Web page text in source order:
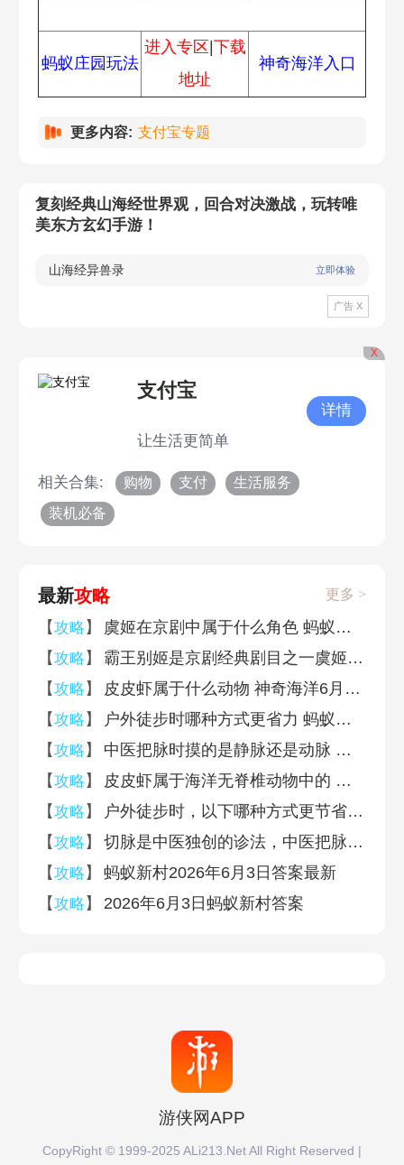
蚂蚁庄园玩法
进入专区|下载
地址
神奇海洋入口
更多内容: 支付宝专题
复刻经典山海经世界观，回合对决激战，玩转唯
美东方玄幻手游！
山海经异兽录 立即体验
广告 X
X
支付宝
让生活更简单
详情
相关合集: 购物 支付 生活服务
装机必备
最新攻略 更多 >
【攻略 】
虞姬在京剧中属于什么角色 蚂蚁新村6月3日答案最新
【攻略 】
霸王别姬是京剧经典剧目之一虞姬这一角色在京剧中属于 蚂蚁新村6月3日答案
【攻略 】
皮皮虾属于什么动物 神奇海洋6月3日答案最新
【攻略 】
户外徒步时哪种方式更省力 蚂蚁庄园6月4日答案最新
【攻略 】
中医把脉时摸的是静脉还是动脉 蚂蚁庄园6月4日答案
【攻略 】
皮皮虾属于海洋无脊椎动物中的 神奇海洋6月3日答案
【攻略 】
户外徒步时，以下哪种方式更节省体力 蚂蚁庄园6月4日答案早知道
【攻略 】
切脉是中医独创的诊法，中医把脉时摸的是 蚂蚁庄园6月4日答案早知道
【攻略 】
蚂蚁新村2026年6月3日答案最新
【攻略 】 2026年6月3日蚂蚁新村答案
游侠网APP
CopyRight © 1999-2025 ALi213.Net All Right Reserved |